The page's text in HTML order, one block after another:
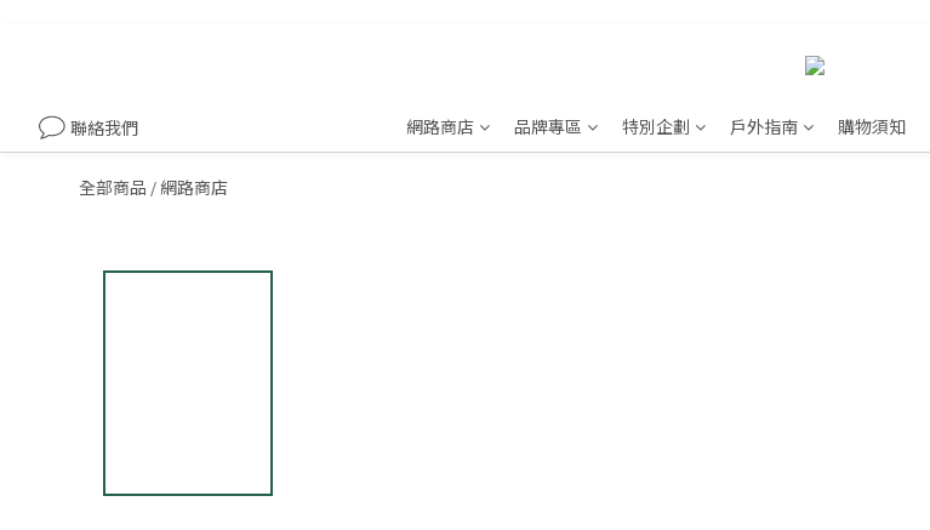
聯絡我們 網路商店 品牌專區 特別企劃 戶外指南 購物須知
全部商品 / 網路商店